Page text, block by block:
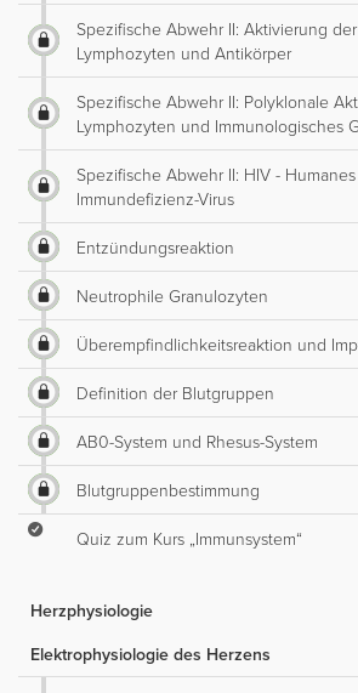
Spezifische Abwehr II: Aktivierung
Lymphozyten und Antikörper
Spezifische Abwehr II: Polyklonale
Lymphozyten und Immunologisches
Spezifische Abwehr II: HIV - Humanes
Immundefizienz-Virus
Entzündungsreaktion
Neutrophile Granulozyten
Überempfindlichkeitsreaktion und
Definition der Blutgruppen
AB0-System und Rhesus-System
Blutgruppenbestimmung
Quiz zum Kurs „Immunsystem“
Herzphysiologie
Elektrophysiologie des Herzens